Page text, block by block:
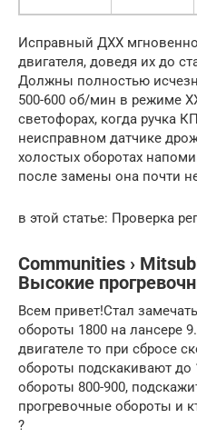
Исправный ДХХ
двигателя, доведя их до
Должны полностью
500-600 об/мин в режиме
светофорах, когда ручка
неисправном датчике
холостых оборотах
после замены она почти
в этой статье: Проверка
Communities ›
Высокие
Всем привет!Стал
обороты 1800 на лансере
двигателе то при сбросе
обороты подскакивают до
обороты 800-900,
прогревочные обороты и
?